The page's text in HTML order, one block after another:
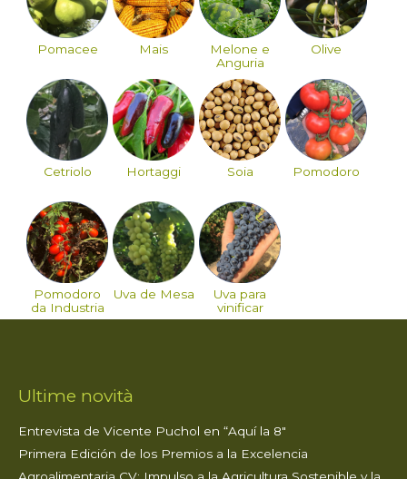
Pomacee Mais
Melone e
Anguria
Olive
Cetriolo Hortaggi Soia Pomodoro
Pomodoro
da Industria
Uva de Mesa
Uva para
vinificar
Ultime novità
Entrevista de Vicente Puchol en “Aquí la 8″
Primera Edición de los Premios a la Excelencia